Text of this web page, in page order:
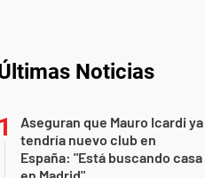
Noticias
Aseguran que Mauro Icardi ya
tendría nuevo club en
España: "Está buscando casa